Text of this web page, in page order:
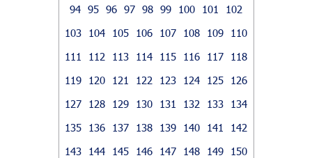
94 95 96 97 98 99 100 101
102
103
104 105 106 107 108 109
110
111
112 113 114 115 116 117
118
119
120 121 122 123 124 125
126
127
128 129 130 131 132 133
134
135
136 137 138 139 140 141
142
143
144 145 146 147 148 149
150